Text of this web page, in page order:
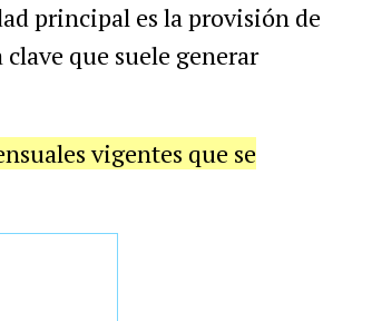
principal es la provisión de
que suele generar
vigentes que se